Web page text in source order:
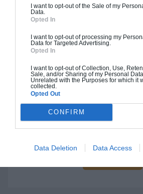
I want to opt-out of the Sale of my
Data.
Opted In
I want to opt-out of processing my
Data for Targeted Advertising.
Opted In
I want to opt-out of Collection, Use,
Sale, and/or Sharing of my Personal
Unrelated with the Purposes for which it
collected.
Opted Out
CONFIRM
Data Deletion Data Access
Chiffrage estimatif pour :
standards. Construction en bloc
(RT 2020). Finitions haut de
en main" inclut le gros
oeuvre (cuisine, peinture,
piscine, jardin et
À partir de
85 000€